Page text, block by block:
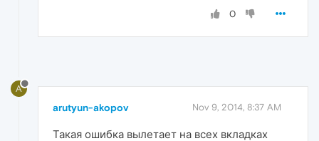
0
A
arutyun-akopov Nov 9, 2014, 8:37 AM
Такая ошибка вылетает на всех вкладках